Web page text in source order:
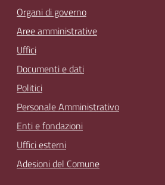
Organi di governo
Aree amministrative
Uffici
Documenti e dati
Politici
Personale Amministrativo
Enti e fondazioni
Uffici esterni
Adesioni del Comune